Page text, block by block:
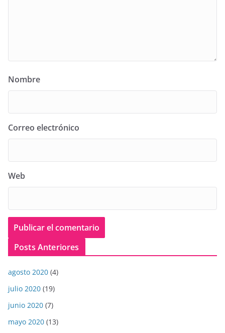
Nombre
Correo electrónico
Web
Posts Anteriores
agosto 2020 (4)
julio 2020 (19)
junio 2020 (7)
mayo 2020 (13)